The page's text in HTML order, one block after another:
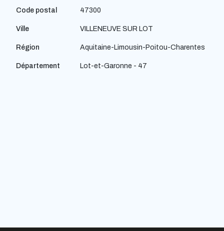
Code postal 47300
Ville VILLENEUVE SUR LOT
Région Aquitaine-Limousin-Poitou-Charentes
Département Lot-et-Garonne - 47